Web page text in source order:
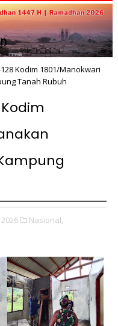
Kodim 1801/Manokwari
Tanah Rubuh
Nasional,